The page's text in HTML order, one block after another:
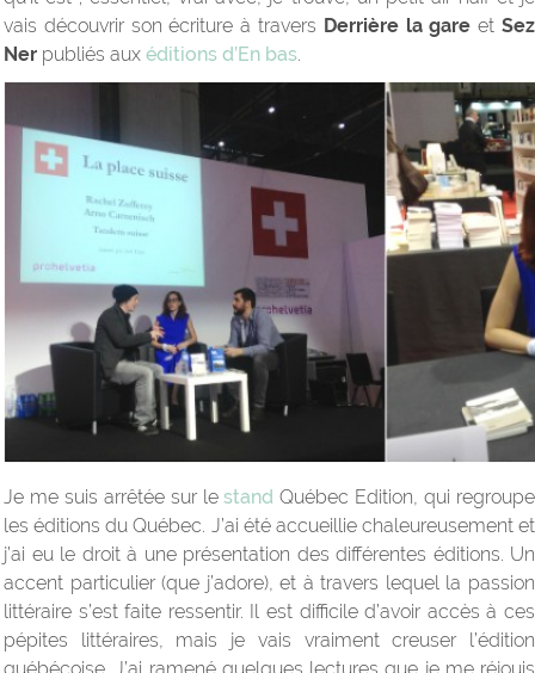
vais découvrir son écriture à travers Derrière la gare etSez
Ner publiés aux éditions d’En bas.
Je me suis arrêtée sur lestand Québec Edition, qui regroupe
les éditions du Québec. J’ai été accueillie chaleureusement et
j’ai eu le droit à une présentation des différentes éditions. Un
accent particulier (que j’adore), et à travers lequel la passion
littéraire s’est faite ressentir. Il est difficile d’avoir accès à ces
pépites littéraires, mais je vais vraiment creuser l’édition